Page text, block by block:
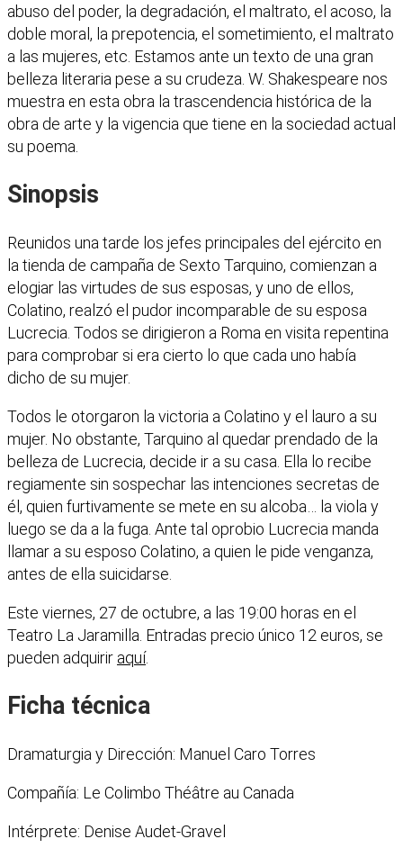
abuso del poder, la degradación, el maltrato, el acoso, la
doble moral, la prepotencia, el sometimiento, el maltrato
a las mujeres, etc. Estamos ante un texto de una gran
belleza literaria pese a su crudeza. W. Shakespeare nos
muestra en esta obra la trascendencia histórica de la
obra de arte y la vigencia que tiene en la sociedad actual
su poema.
Sinopsis
Reunidos una tarde los jefes principales del ejército en
la tienda de campaña de Sexto Tarquino, comienzan a
elogiar las virtudes de sus esposas, y uno de ellos,
Colatino, realzó el pudor incomparable de su esposa
Lucrecia. Todos se dirigieron a Roma en visita repentina
para comprobar si era cierto lo que cada uno había
dicho de su mujer.
Todos le otorgaron la victoria a Colatino y el lauro a su
mujer. No obstante, Tarquino al quedar prendado de la
belleza de Lucrecia, decide ir a su casa. Ella lo recibe
regiamente sin sospechar las intenciones secretas de
él, quien furtivamente se mete en su alcoba… la viola y
luego se da a la fuga. Ante tal oprobio Lucrecia manda
llamar a su esposo Colatino, a quien le pide venganza,
antes de ella suicidarse.
Este viernes, 27 de octubre, a las 19:00 horas en el
Teatro La Jaramilla. Entradas precio único 12 euros, se
pueden adquirir aquí.
Ficha técnica
Dramaturgia y Dirección: Manuel Caro Torres
Compañía: Le Colimbo Théâtre au Canada
Intérprete: Denise Audet-Gravel